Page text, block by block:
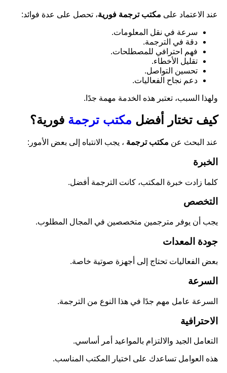
عند الاعتماد على مكتب ترجمة فورية، تحصل على عدة فوائد:
سرعة في نقل المعلومات.
دقة في الترجمة.
فهم احترافي للمصطلحات.
تقليل الأخطاء.
تحسين التواصل.
دعم نجاح الفعاليات.
ولهذا السبب، تعتبر هذه الخدمة مهمة جدًا.
كيف تختار أفضل مكتب ترجمة فورية؟
عند البحث عن مكتب ترجمة ، يجب الانتباه إلى بعض الأمور:
الخبرة
كلما زادت خبرة المكتب، كانت الترجمة أفضل.
التخصص
يجب أن يوفر مترجمين متخصصين في المجال المطلوب.
جودة المعدات
بعض الفعاليات تحتاج إلى أجهزة صوتية خاصة.
السرعة
السرعة عامل مهم جدًا في هذا النوع من الترجمة.
الاحترافية
التعامل الجيد والالتزام بالمواعيد أمر أساسي.
هذه العوامل تساعدك على اختيار المكتب المناسب.